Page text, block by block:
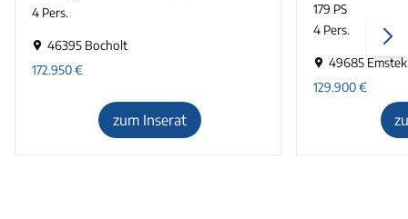
4 Pers.
46395 Bocholt
172.950€
zum Inserat
179 PS
4 Pers.
49685 Emstek
129.900€